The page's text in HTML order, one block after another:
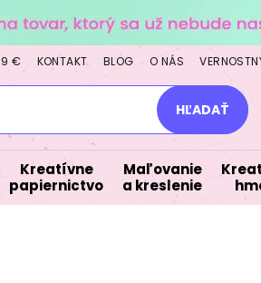
€ KONTAKT BLOG O NÁS
HĽADAŤ
Kreatívne
papiernictvo
Maľovanie
a kreslenie